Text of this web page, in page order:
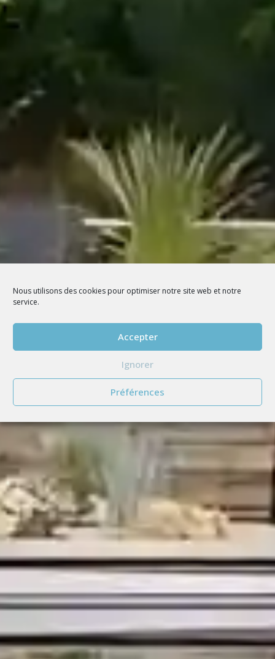
Nous utilisons des cookies pour optimiser notre site web et notre
service.
Accepter
Ignorer
Préférences